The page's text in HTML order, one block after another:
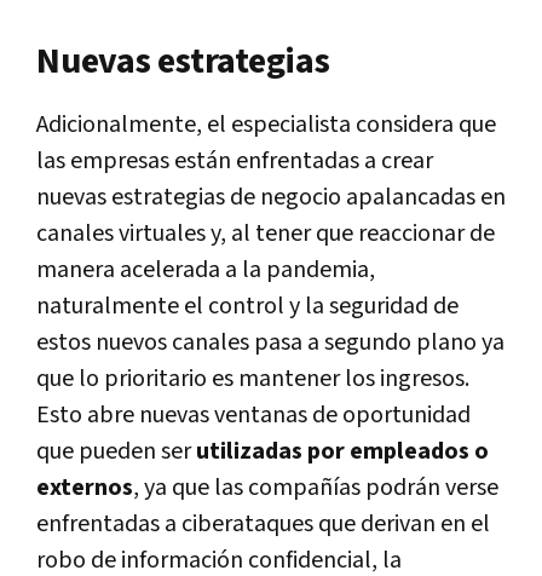
Nuevas estrategias
Adicionalmente, el especialista considera que
las empresas están enfrentadas a crear
nuevas estrategias de negocio apalancadas en
canales virtuales y, al tener que reaccionar de
manera acelerada a la pandemia,
naturalmente el control y la seguridad de
estos nuevos canales pasa a segundo plano ya
que lo prioritario es mantener los ingresos.
Esto abre nuevas ventanas de oportunidad
que pueden serutilizadas por empleados o
externos, ya que las compañías podrán verse
enfrentadas a ciberataques que derivan en el
robo de información confidencial, la